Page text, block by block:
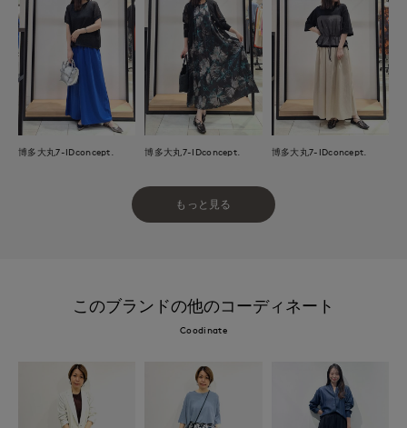
博多大丸7-IDconcept. 博多大丸7-IDconcept. 博多大丸7-IDconcept.
もっと見る
このブランドの他のコーディネート
Coodinate